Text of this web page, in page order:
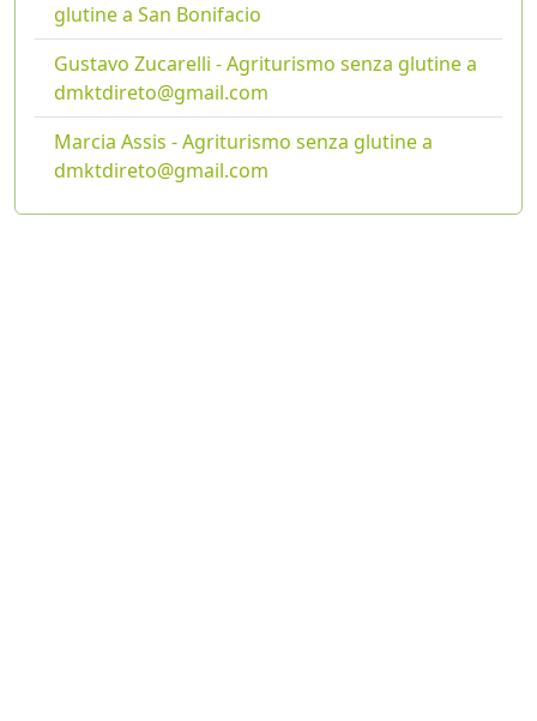
glutine a San Bonifacio
Gustavo Zucarelli - Agriturismo senza glutine a
dmktdireto@gmail.com
Marcia Assis - Agriturismo senza glutine a
dmktdireto@gmail.com